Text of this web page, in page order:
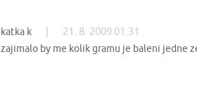
katka k 21. 8. 2009 01:31
zajimalo by me kolik gramu je baleni jedne